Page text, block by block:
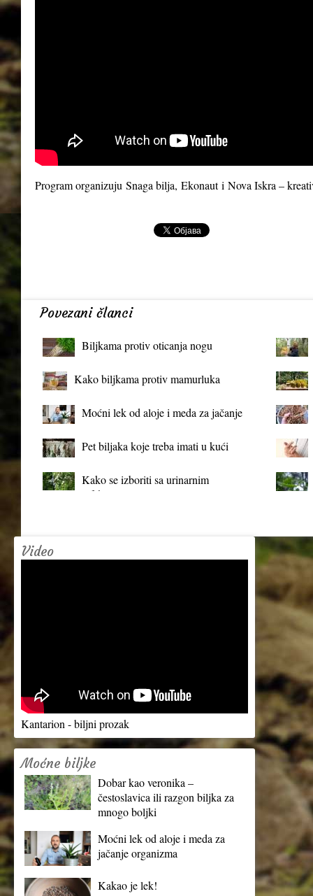
Program organizuju Snaga bilja, Ekonauti Nova Iskra –
Povezani članci
Biljkama protiv oticanja nogu
Kako biljkama protiv mamurluka
Moćni lek od aloje i meda za jačanje
Pet biljaka koje treba imati u kući
Kako se izboriti sa urinarnim
infekcijama?
Video
Kantarion - biljni prozak
Moćne biljke
Dobar kao veronika –
čestoslavica ili razgon biljka za
mnogo boljki
Moćni lek od aloje i meda za
jačanje organizma
Kakao je lek!